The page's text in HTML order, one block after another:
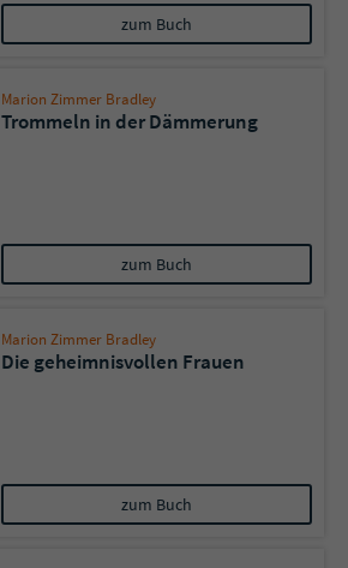
zum Buch
Marion Zimmer Bradley
Trommeln in der Dämmerung
zum Buch
Marion Zimmer Bradley
Die geheimnisvollen Frauen
zum Buch